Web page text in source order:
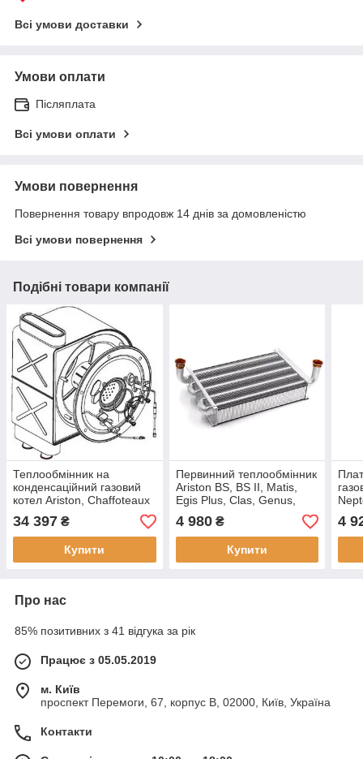
Всі умови доставки
Умови оплати
Післяплата
Всі умови оплати
Умови повернення
Повернення товару впродовж 14 днів за домовленістю
Всі умови повернення
Подібні товари компанії
Теплообмінник на
конденсаційний газовий
котел Ariston, Chaffoteaux
24 61313760
34 397 ₴
Купити
Первинний теплообмінник
Ariston BS, BS II, Matis,
Egis Plus, Clas, Genus,
Clas System (65104247)
4 980₴
Купити
4
Про нас
85% позитивних з 41 відгука за рік
Працює з 05.05.2019
м. Київ
проспект Перемоги, 67, корпус В, 02000, Київ, Україна
Контакти